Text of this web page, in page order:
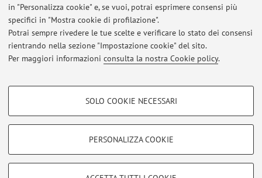
in "Personalizza cookie" e, se vuoi, potrai esprimere consensi più
specifici in "Mostra cookie di profilazione".
Potrai sempre rivedere le tue scelte e verificare lo stato dei consensi
rientrando nella sezione "Impostazione cookie" del sito.
Per maggiori informazioni consulta la nostra Cookie policy.
COOKIE DI PROFILAZIONE - FACOLTATIVI
COOKIE TECNICI - NECESSARI
SOLO COOKIE NECESSARI
PERSONALIZZA COOKIE
Ultimi avvisi
Al momento non sono presenti avvisi.
Area riservata
Accedi tramiteloginper gestire tutti i contenuti del sito.